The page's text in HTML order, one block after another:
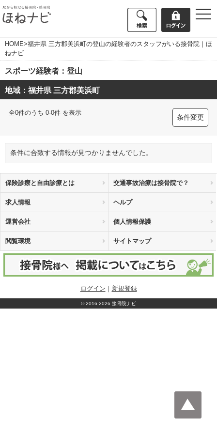
HOME>福井県 三方郡美浜町の登山の経験者のスタッフがいる接骨院｜ほ
ねナビ
スポーツ経験者：登山
地域：福井県 三方郡美浜町
全0件のうち 0-0件 を表示
条件変更
条件に合致する情報が見つかりませんでした。
保険診療と自由診療とは 交通事故治療は接骨院で？
求人情報 ヘルプ
運営会社 個人情報保護
閲覧環境 サイトマップ
ログイン ｜ 新規登録
©2016-2026 接骨院ナビ